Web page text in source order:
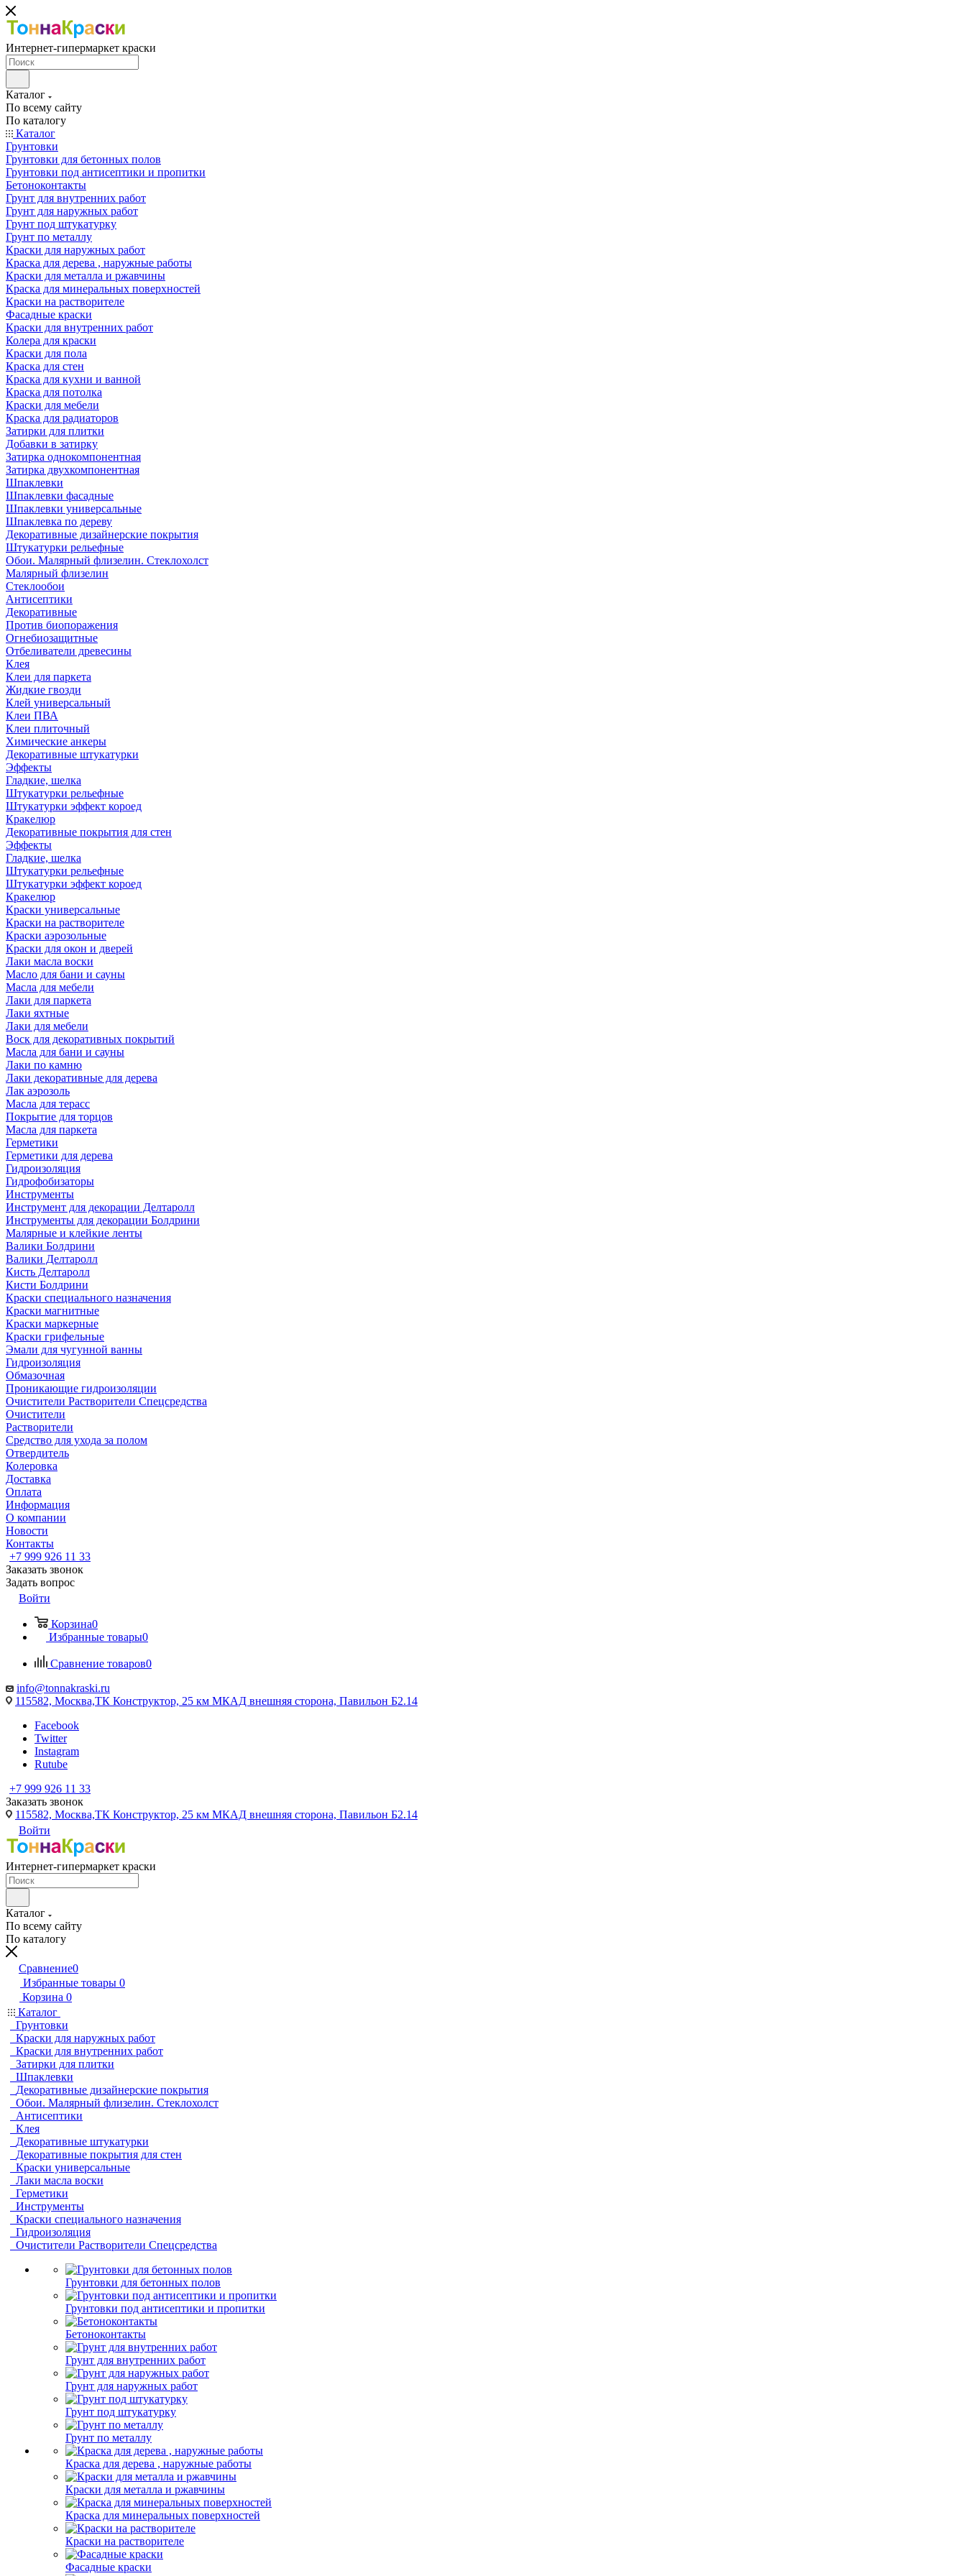
Интернет-гипермаркет краски
Каталог
По всему сайту
По каталогу
Каталог
Грунтовки
Грунтовки для бетонных полов
Грунтовки под антисептики и пропитки
Бетоноконтакты
Грунт для внутренних работ
Грунт для наружных работ
Грунт под штукатурку
Грунт по металлу
Краски для наружных работ
Краска для дерева , наружные работы
Краски для металла и ржавчины
Краска для минеральных поверхностей
Краски на растворителе
Фасадные краски
Краски для внутренних работ
Колера для краски
Краски для пола
Краска для стен
Краска для кухни и ванной
Краска для потолка
Краски для мебели
Краска для радиаторов
Затирки для плитки
Добавки в затирку
Затирка однокомпонентная
Затирка двухкомпонентная
Шпаклевки
Шпаклевки фасадные
Шпаклевки универсальные
Шпаклевка по дереву
Декоративные дизайнерские покрытия
Штукатурки рельефные
Обои. Малярный флизелин. Стеклохолст
Малярный флизелин
Стеклообои
Антисептики
Декоративные
Против биопоражения
Огнебиозащитные
Отбеливатели древесины
Клея
Клеи для паркета
Жидкие гвозди
Клей универсальный
Клеи ПВА
Клеи плиточный
Химические анкеры
Декоративные штукатурки
Эффекты
Гладкие, шелка
Штукатурки рельефные
Штукатурки эффект короед
Кракелюр
Декоративные покрытия для стен
Эффекты
Гладкие, шелка
Штукатурки рельефные
Штукатурки эффект короед
Кракелюр
Краски универсальные
Краски на растворителе
Краски аэрозольные
Краски для окон и дверей
Лаки масла воски
Масло для бани и сауны
Масла для мебели
Лаки для паркета
Лаки яхтные
Лаки для мебели
Воск для декоративных покрытий
Масла для бани и сауны
Лаки по камню
Лаки декоративные для дерева
Лак аэрозоль
Масла для терасс
Покрытие для торцов
Масла для паркета
Герметики
Герметики для дерева
Гидроизоляция
Гидрофобизаторы
Инструменты
Инструмент для декорации Делтаролл
Инструменты для декорации Болдрини
Малярные и клейкие ленты
Валики Болдрини
Валики Делтаролл
Кисть Делтаролл
Кисти Болдрини
Краски специального назначения
Краски магнитные
Краски маркерные
Краски грифельные
Эмали для чугунной ванны
Гидроизоляция
Обмазочная
Проникающие гидроизоляции
Очистители Растворители Спецсредства
Очистители
Растворители
Средство для ухода за полом
Отвердитель
Колеровка
Доставка
Оплата
Информация
О компании
Новости
Контакты
+7 999 926 11 33
Заказать звонок
Задать вопрос
Войти
Корзина0
Избранные товары0
Сравнение товаров0
info@tonnakraski.ru
115582, Москва,ТК Конструктор, 25 км МКАД внешняя сторона, Павильон Б2.14
Facebook
Twitter
Instagram
Rutube
+7 999 926 11 33
Заказать звонок
115582, Москва,ТК Конструктор, 25 км МКАД внешняя сторона, Павильон Б2.14
Войти
Интернет-гипермаркет краски
Каталог
По всему сайту
По каталогу
Сравнение0
Избранные товары 0
Корзина 0
Каталог
Грунтовки
Краски для наружных работ
Краски для внутренних работ
Затирки для плитки
Шпаклевки
Декоративные дизайнерские покрытия
Обои. Малярный флизелин. Стеклохолст
Антисептики
Клея
Декоративные штукатурки
Декоративные покрытия для стен
Краски универсальные
Лаки масла воски
Герметики
Инструменты
Краски специального назначения
Гидроизоляция
Очистители Растворители Спецсредства
Грунтовки для бетонных полов
Грунтовки под антисептики и пропитки
Бетоноконтакты
Грунт для внутренних работ
Грунт для наружных работ
Грунт под штукатурку
Грунт по металлу
Краска для дерева , наружные работы
Краски для металла и ржавчины
Краска для минеральных поверхностей
Краски на растворителе
Фасадные краски